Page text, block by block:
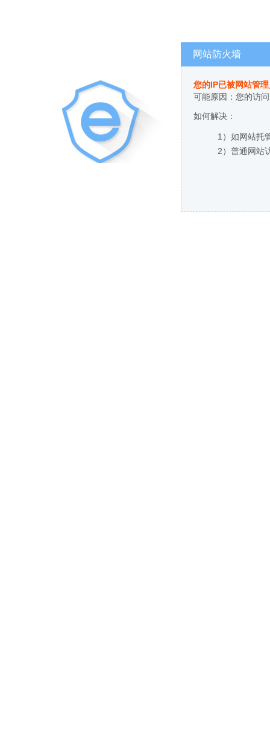
网站防火墙
您的IP已被网站管
可能原因：您的访
如何解决：
1）如网站托
2）普通网站